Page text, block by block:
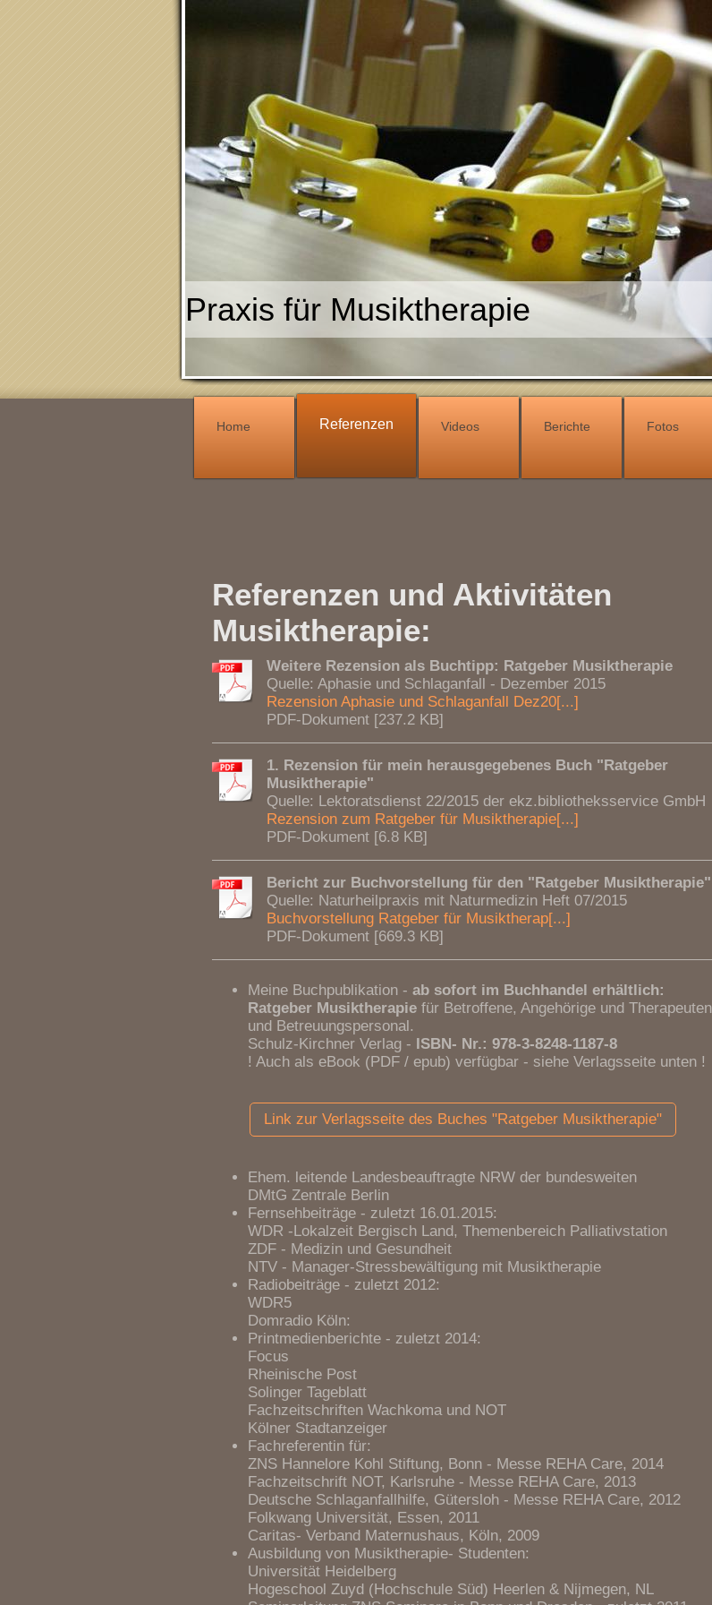
Praxis für Musiktherapie
Home Referenzen Videos Berichte Fotos
Referenzen und Aktivitäten
Musiktherapie:
Weitere Rezension als Buchtipp: Ratgeber Musiktherapie
Quelle: Aphasie und Schlaganfall - Dezember 2015
Rezension Aphasie und Schlaganfall Dez20[...]
PDF-Dokument [237.2 KB]
1. Rezension für mein herausgegebenes Buch "Ratgeber
Musiktherapie"
Quelle: Lektoratsdienst 22/2015 der ekz.bibliotheksservice GmbH
Rezension zum Ratgeber für Musiktherapie[...]
PDF-Dokument [6.8 KB]
Bericht zur Buchvorstellung für den "Ratgeber Musiktherapie"
Quelle: Naturheilpraxis mit Naturmedizin Heft 07/2015
Buchvorstellung Ratgeber für Musiktherap[...]
PDF-Dokument [669.3 KB]
Meine Buchpublikation - ab sofort im Buchhandel erhältlich:
Ratgeber Musiktherapie für Betroffene, Angehörige und Therapeuten
und Betreuungspersonal.
Schulz-Kirchner Verlag - ISBN- Nr.: 978-3-8248-1187-8
! Auch als eBook (PDF / epub) verfügbar - siehe Verlagsseite unten !
Link zur Verlagsseite des Buches "Ratgeber Musiktherapie"
Ehem. leitende Landesbeauftragte NRW der bundesweiten
DMtG Zentrale Berlin
Fernsehbeiträge - zuletzt 16.01.2015:
WDR -Lokalzeit Bergisch Land, Themenbereich Palliativstation
ZDF - Medizin und Gesundheit
NTV - Manager-Stressbewältigung mit Musiktherapie
Radiobeiträge - zuletzt 2012:
WDR5
Domradio Köln:
Printmedienberichte - zuletzt 2014:
Focus
Rheinische Post
Solinger Tageblatt
Fachzeitschriften Wachkoma und NOT
Kölner Stadtanzeiger
Fachreferentin für:
ZNS Hannelore Kohl Stiftung, Bonn - Messe REHA Care, 2014
Fachzeitschrift NOT, Karlsruhe - Messe REHA Care, 2013
Deutsche Schlaganfallhilfe, Gütersloh - Messe REHA Care, 2012
Folkwang Universität, Essen, 2011
Caritas- Verband Maternushaus, Köln, 2009
Ausbildung von Musiktherapie- Studenten:
Universität Heidelberg
Hogeschool Zuyd (Hochschule Süd) Heerlen & Nijmegen, NL